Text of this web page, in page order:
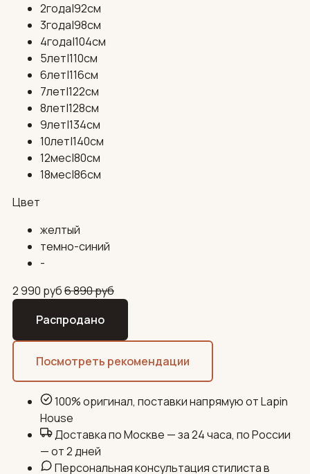
2года|92см
3года|98см
4года|104см
5лет|110см
6лет|116см
7лет|122см
8лет|128см
9лет|134см
10лет|140см
12мес|80см
18мес|86см
Цвет
желтый
темно-синий
-
2 990 руб6 890руб
Распродано
Посмотреть рекомендации
100% оригинал, поставки напрямую от Lapin
House
Доставка по Москве — за 24 часа, по России
— от 2 дней
Персональная консультация стилиста в